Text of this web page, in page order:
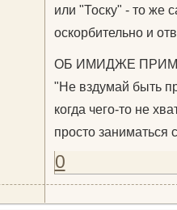
или "Тоску" - то же
оскорбительно и
ОБ ИМИДЖЕ
"Не вздумай быть
когда чего-то не
просто
0